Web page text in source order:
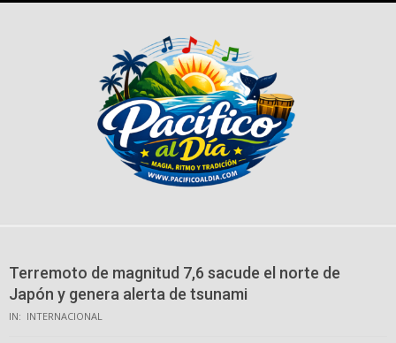
Terremoto de magnitud 7,6 sacude el norte de
Japón y genera alerta de tsunami
IN: INTERNACIONAL